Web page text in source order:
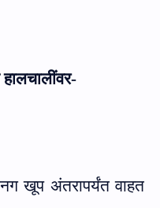
खूप अंतरापर्यंत वाहत